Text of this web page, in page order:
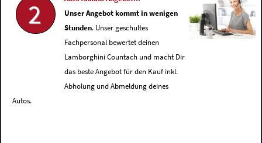
2
Unser Angebot kommt in wenigen
Stunden. Unser geschultes
Fachpersonal bewertet deinen
Lamborghini Countach und macht Dir
das beste Angebot für den Kauf inkl.
Abholung und Abmeldung deines
Autos.